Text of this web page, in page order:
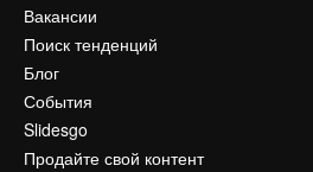
Вакансии
Поиск тенденций
Блог
События
Slidesgo
Продайте свой контент